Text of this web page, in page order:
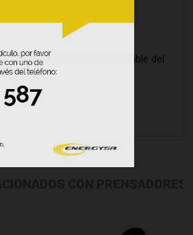
suave (Amarillo) y más flexible del